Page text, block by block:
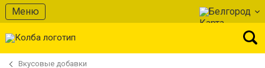
Меню Белгород
Вкусовые добавки